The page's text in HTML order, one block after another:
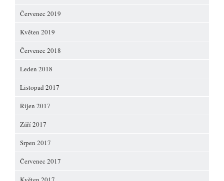
Červenec 2019
Květen 2019
Červenec 2018
Leden 2018
Listopad 2017
Říjen 2017
Září 2017
Srpen 2017
Červenec 2017